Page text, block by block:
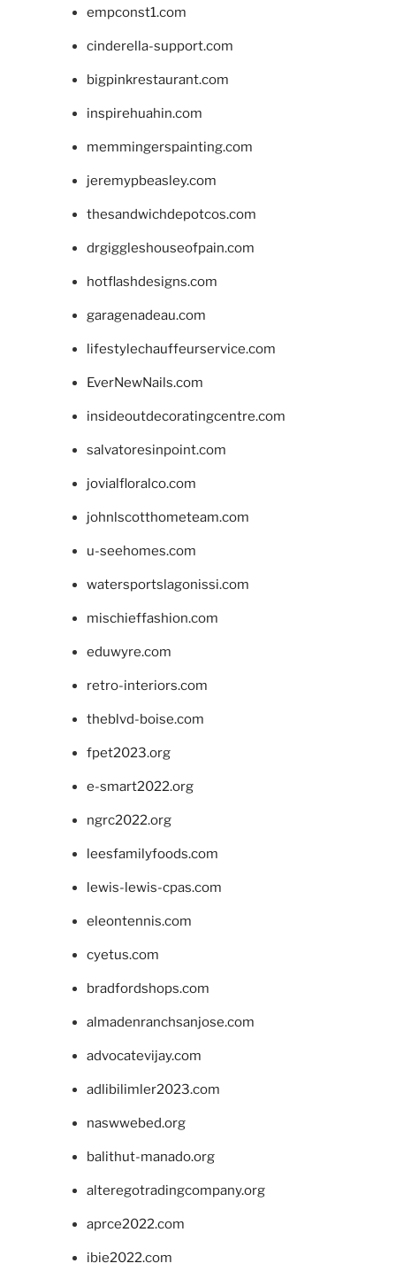
empconst1.com
cinderella-support.com
bigpinkrestaurant.com
inspirehuahin.com
memmingerspainting.com
jeremypbeasley.com
thesandwichdepotcos.com
drgiggleshouseofpain.com
hotflashdesigns.com
garagenadeau.com
lifestylechauffeurservice.com
EverNewNails.com
insideoutdecoratingcentre.com
salvatoresinpoint.com
jovialfloralco.com
johnlscotthometeam.com
u-seehomes.com
watersportslagonissi.com
mischieffashion.com
eduwyre.com
retro-interiors.com
theblvd-boise.com
fpet2023.org
e-smart2022.org
ngrc2022.org
leesfamilyfoods.com
lewis-lewis-cpas.com
eleontennis.com
cyetus.com
bradfordshops.com
almadenranchsanjose.com
advocatevijay.com
adlibilimler2023.com
naswwebed.org
balithut-manado.org
alteregotradingcompany.org
aprce2022.com
ibie2022.com